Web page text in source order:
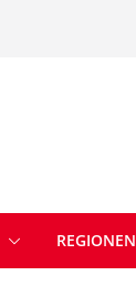
REGIONEN